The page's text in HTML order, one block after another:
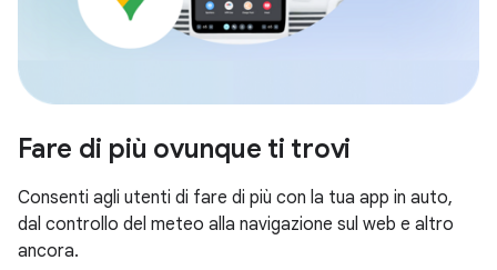
Fare di più ovunque ti trovi
Consenti agli utenti di fare di più con la tua app in auto,
dal controllo del meteo alla navigazione sul web e altro
ancora.